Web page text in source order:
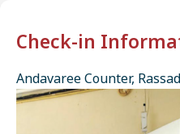
Check-in
Andavaree Counter,